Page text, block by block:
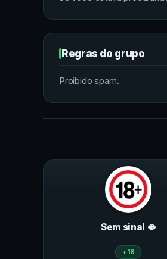
Regras do grupo
Proibido spam.
Sem sinal 🫦
+18